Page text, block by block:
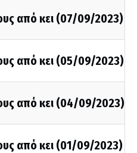
από κει (07/09/2023)
από κει (05/09/2023)
από κει (04/09/2023)
από κει (01/09/2023)